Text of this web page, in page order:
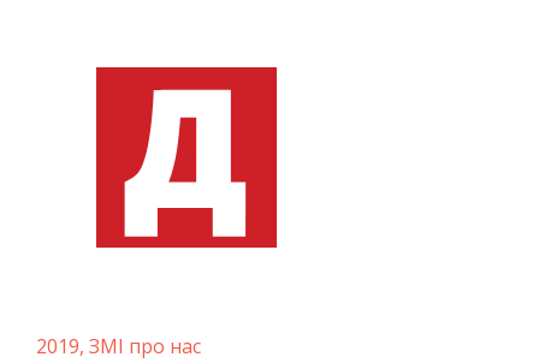
Posted
2019 ЗМІ про нас